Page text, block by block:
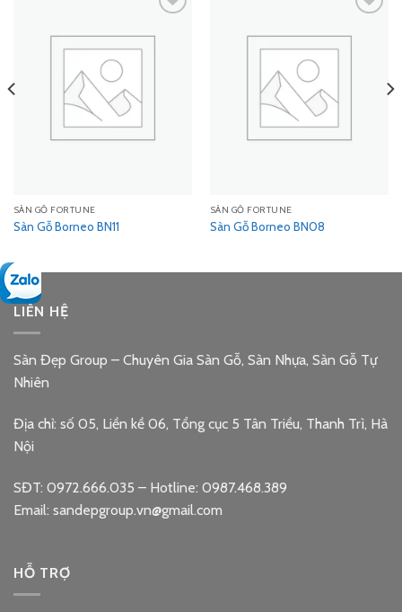
SÀN GỖ FORTUNE
Sàn Gỗ Borneo BN11
SÀN GỖ FORTUNE
Sàn Gỗ Borneo BN08
LIÊN HỆ
Sàn Đẹp Group – Chuyên Gia Sàn Gỗ, Sàn Nhựa, Sàn Gỗ Tự
Nhiên
Địa chỉ: số 05, Liền kề 06, Tổng cục 5 Tân Triều, Thanh Trì, Hà
Nội
SĐT: 0972.666.035 – Hotline: 0987.468.389
Email: sandepgroup.vn@gmail.com
HỖ TRỢ